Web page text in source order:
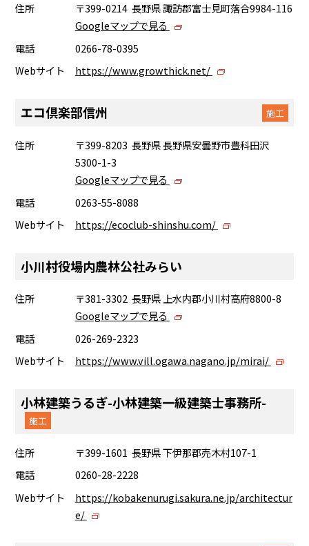
住所
〒399-0214 長野県 諏訪郡富士見町落合9984-116
Googleマップで見る
電話
0266-78-0395
Webサイト
https://www.growthick.net/
エコ倶楽部信州 施工
住所
〒399-8203 長野県 長野県安曇野市豊科田沢
5300-1-3
Googleマップで見る
電話
0263-55-8088
Webサイト
https://ecoclub-shinshu.com/
小川村役場内農林公社みらい
住所
〒381-3302 長野県 上水内郡小川村高府8800-8
Googleマップで見る
電話
026-269-2323
Webサイト
https://www.vill.ogawa.nagano.jp/mirai/
小林建築うるぎ-小林建築一級建築士事務所-
施工
住所
〒399-1601 長野県 下伊那郡売木村107-1
電話
0260-28-2228
Webサイト
https://kobakenurugi.sakura.ne.jp/architectur
e/